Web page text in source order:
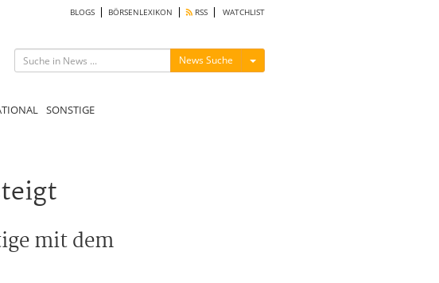
BLOGS BÖRSENLEXIKON RSS WATCHLIST
News Suche Menü ein-/ausblenden
SONSTIGE
mit dem